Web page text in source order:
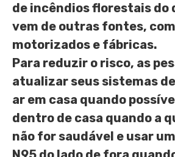
de incêndios florestais do
vem de outras fontes,
motorizados e fábricas.
Para reduzir o risco, as
atualizar seus sistemas
ar em casa quando
dentro de casa quando a
não for saudável e usar